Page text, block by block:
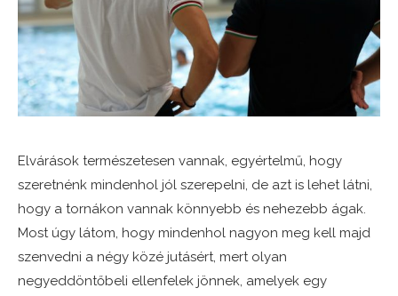
Elvárások természetesen vannak, egyértelmű, hogy
szeretnénk mindenhol jól szerepelni, de azt is lehet látni,
hogy a tornákon vannak könnyebb és nehezebb ágak.
Most úgy látom, hogy mindenhol nagyon meg kell majd
szenvedni a négy közé jutásért, mert olyan
negyeddöntőbeli ellenfelek jönnek, amelyek egy